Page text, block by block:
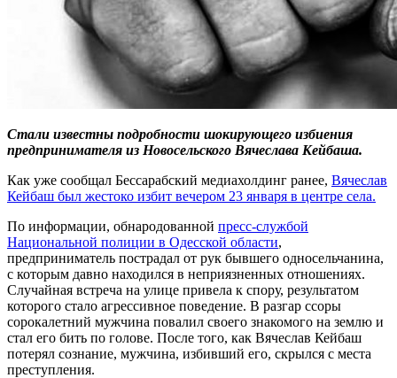
Стали известны подробности шокирующего избиения
предпринимателя из Новосельского Вячеслава Кейбаша.
Как уже сообщал Бессарабский медиахолдинг ранее, Вячеслав
Кейбаш был жестоко избит вечером 23 января в центре села.
По информации, обнародованной пресс-службой
Национальной полиции в Одесской области,
предприниматель пострадал от рук бывшего односельчанина,
с которым давно находился в неприязненных отношениях.
Случайная встреча на улице привела к спору, результатом
которого стало агрессивное поведение. В разгар ссоры
сорокалетний мужчина повалил своего знакомого на землю и
стал его бить по голове. После того, как Вячеслав Кейбаш
потерял сознание, мужчина, избивший его, скрылся с места
преступления.